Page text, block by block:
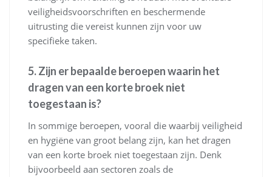
veiligheidsvoorschriften en beschermende
uitrusting die vereist kunnen zijn voor uw
specifieke taken.
5. Zijn er bepaalde beroepen waarin het
dragen van een korte broek niet
toegestaan is?
In sommige beroepen, vooral die waarbij veiligheid
en hygiëne van groot belang zijn, kan het dragen
van een korte broek niet toegestaan zijn. Denk
bijvoorbeeld aan sectoren zoals de